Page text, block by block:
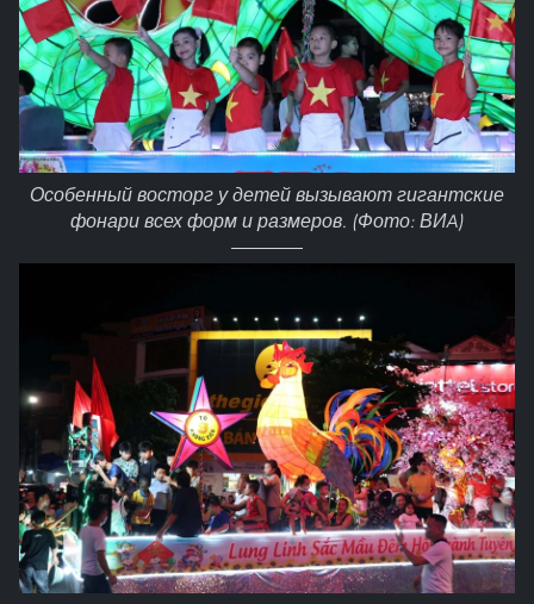
Особенный восторг у детей вызывают гигантские
фонари всех форм и размеров. (Фото: ВИA)